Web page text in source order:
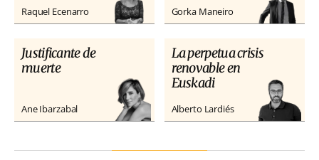
Raquel Ecenarro Gorka Maneiro
Justificante de
muerte
Ane Ibarzabal
La perpetua crisis
renovable en
Euskadi
Alberto Lardiés